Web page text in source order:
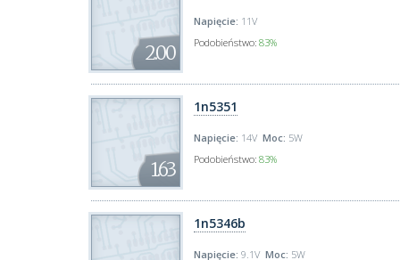
2.00
Napięcie: 11V
Podobieństwo: 83%
1.63
1n5351
Napięcie: 14V Moc: 5W
Podobieństwo: 83%
1n5346b
Napięcie: 9.1V Moc: 5W